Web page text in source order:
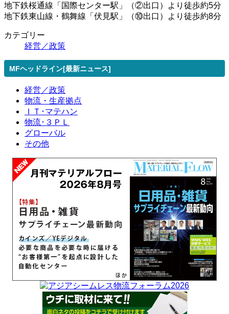
地下鉄桜通線「国際センター駅」（②出口）より徒歩約5分
地下鉄東山線・鶴舞線「伏見駅」（⑩出口）より徒歩約8分
カテゴリー
経営／政策
MFヘッドライン[最新ニュース]
経営／政策
物流・生産拠点
ＩＴ･マテハン
物流･３ＰＬ
グローバル
その他